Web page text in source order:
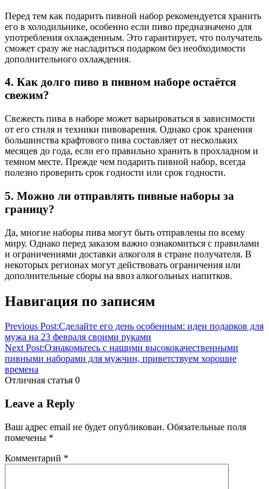
Перед тем как подарить пивной набор рекомендуется хранить
его в холодильнике, особенно если пиво предназначено для
употребления охлажденным. Это гарантирует, что получатель
сможет сразу же насладиться подарком без необходимости
дополнительного охлаждения.
4. Как долго пиво в пивном наборе остаётся
свежим?
Свежесть пива в наборе может варьироваться в зависимости
от его стиля и техники пивоварения. Однако срок хранения
большинства крафтового пива составляет от нескольких
месяцев до года, если его правильно хранить в прохладном и
темном месте. Прежде чем подарить пивной набор, всегда
полезно проверить срок годности или срок годности.
5. Можно ли отправлять пивные наборы за
границу?
Да, многие наборы пива могут быть отправлены по всему
миру. Однако перед заказом важно ознакомиться с правилами
и ограничениями доставки алкоголя в стране получателя. В
некоторых регионах могут действовать ограничения или
дополнительные сборы на ввоз алкогольных напитков.
Навигация по записям
Previous Post:Сделайте его день особенным: идеи подарков для
мужа на 23 февраля своими руками
Next Post:Ознакомьтесь с нашими высококачественными
пивными наборами для мужчин, приветствуем хорошие
времена
Отличная статья 0
Leave a Reply
Ваш адрес email не будет опубликован. Обязательные поля
помечены *
Комментарий *